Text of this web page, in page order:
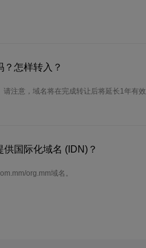
？怎样转入？
注意，域名将在完成转让后将延长1年有效
国际化域名 (IDN)？
org.mm域名。